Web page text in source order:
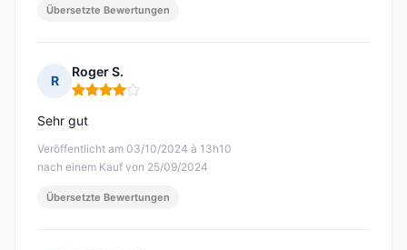
Übersetzte Bewertungen
R
Roger S.
Hinweis: 4 von 5
Veröffentlicht am 03/10/2024 à 13h10
nach einem Kauf von 25/09/2024
Sehr gut
Übersetzte Bewertungen